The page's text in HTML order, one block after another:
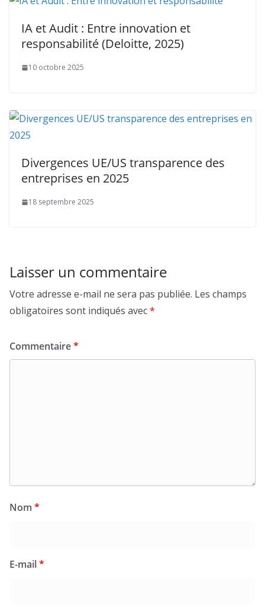
IA et Audit : Entre innovation et
responsabilité (Deloitte, 2025)
10 octobre 2025
Divergences UE/US transparence des
entreprises en 2025
18 septembre 2025
Laisser un commentaire
Votre adresse e-mail ne sera pas publiée. Les champs
obligatoires sont indiqués avec*
Commentaire*
Nom *
E-mail*